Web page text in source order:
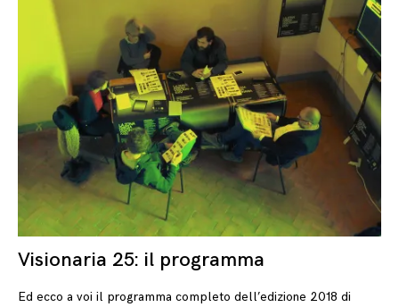
Visionaria 25: il programma
Ed ecco a voi il programma completo dell’edizione 2018 di